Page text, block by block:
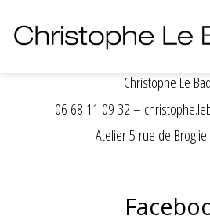
content
Christophe Le
06 68 11 09 32 –
Atelier 5 rue de Broglie